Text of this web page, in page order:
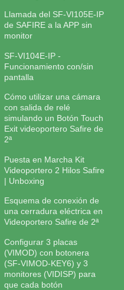
Llamada del SF-VI105E-IP
de SAFIRE a la APP sin
monitor
SF-VI104E-IP -
Funcionamiento con/sin
pantalla
Cómo utilizar una cámara
con salida de relé
simulando un Botón Touch
Exit videoportero Safire de
2ª
Puesta en Marcha Kit
Videoportero 2 Hilos Safire
| Unboxing
Esquema de conexión de
una cerradura eléctrica en
Videoportero Safire de 2ª
Configurar 3 placas
(VIMOD) con botonera
(SF-VIMOD-KEY6) y 3
monitores (VIDISP) para
que cada botón